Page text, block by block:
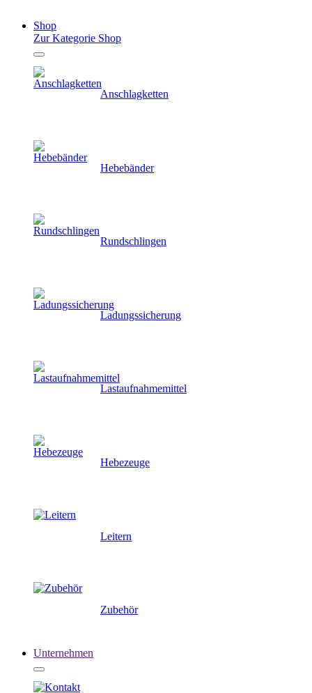
Shop
Zur Kategorie Shop
Anschlagketten
Hebebänder
Rundschlingen
Ladungssicherung
Lastaufnahmemittel
Hebezeuge
Leitern
Zubehör
Unternehmen